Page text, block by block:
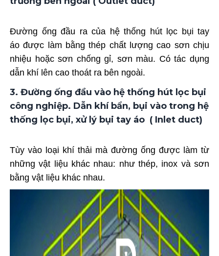
Đường ống đầu ra của hệ thống hút lọc bụi tay
áo được làm bằng thép chất lượng cao sơn chịu
nhiệu hoặc sơn chống gỉ, sơn màu. Có tác dụng
dẫn khí lên cao thoát ra bên ngoài.
3. Đường ống đầu vào hệ thống hút lọc bụi
công nghiệp. Dẫn khí bẩn, bụi vào trong hệ
thống lọc bụi, xử lý bụi tay áo ( Inlet duct)
Tùy vào loại khí thải mà đường ống được làm từ
những vật liệu khác nhau: như thép, inox và sơn
bằng vật liệu khác nhau.